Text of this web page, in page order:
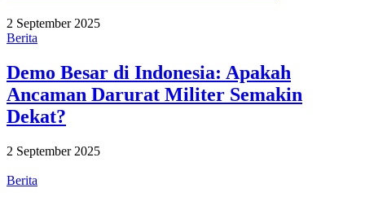
2 September 2025
Berita
Demo Besar di Indonesia: Apakah
Ancaman Darurat Militer Semakin
Dekat?
2 September 2025
Berita